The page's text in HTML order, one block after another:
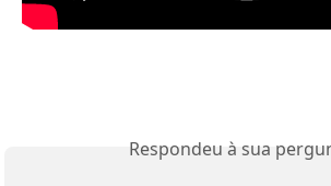
Respondeu à sua